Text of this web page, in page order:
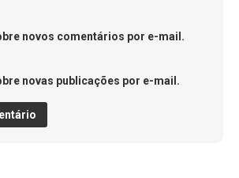
novos comentários por e-mail.
novas publicações por e-mail.